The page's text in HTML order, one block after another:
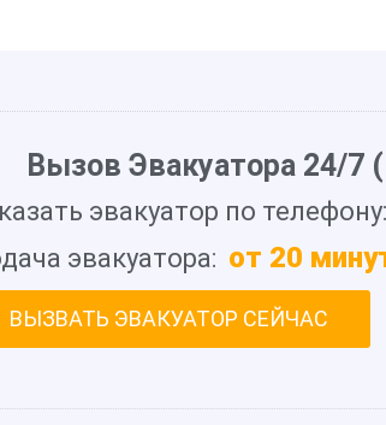
Вызов Эвакуатора 24/7
эвакуатор по телефону:
эвакуатора: от 20
ВЫЗВАТЬ ЭВАКУАТОР СЕЙЧАС